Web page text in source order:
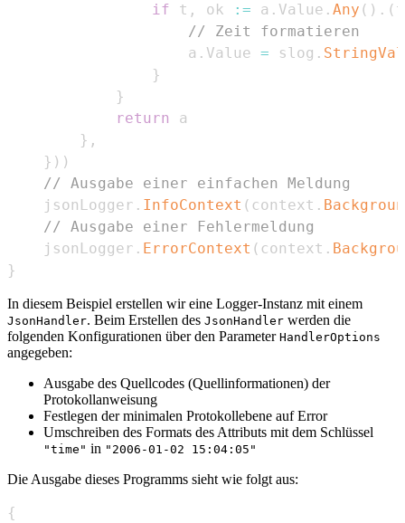
if t , ok := a . Value . Any ( ) . (
// Zeit formatieren
					a
. Value = slog .
}
}
return
} ,
} ) )
// Ausgabe einer einfachen Meldung
	jsonLogger
. InfoContext ( context .
// Ausgabe einer Fehlermeldung
	jsonLogger
. ErrorContext ( context .
}
In diesem Beispiel erstellen wir eine Logger-Instanz mit einem
JsonHandler. Beim Erstellen des JsonHandler werden die
folgenden Konfigurationen über den Parameter HandlerOptions
angegeben:
Ausgabe des Quellcodes (Quellinformationen) der
Protokollanweisung
Festlegen der minimalen Protokollebene auf Error
Umschreiben des Formats des Attributs mit dem Schlüssel
"time" in "2006-01-02 15:04:05"
Die Ausgabe dieses Programms sieht wie folgt aus:
{